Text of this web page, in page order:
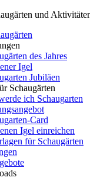
und
des Jahres
Igel
Jubiläen
Schaugärten
ich Schaugarten
Card
Igel einreichen
für Schaugärten